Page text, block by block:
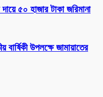
৫০ হাজার টাকা জরিমানা
উপলক্ষে জামায়াতের